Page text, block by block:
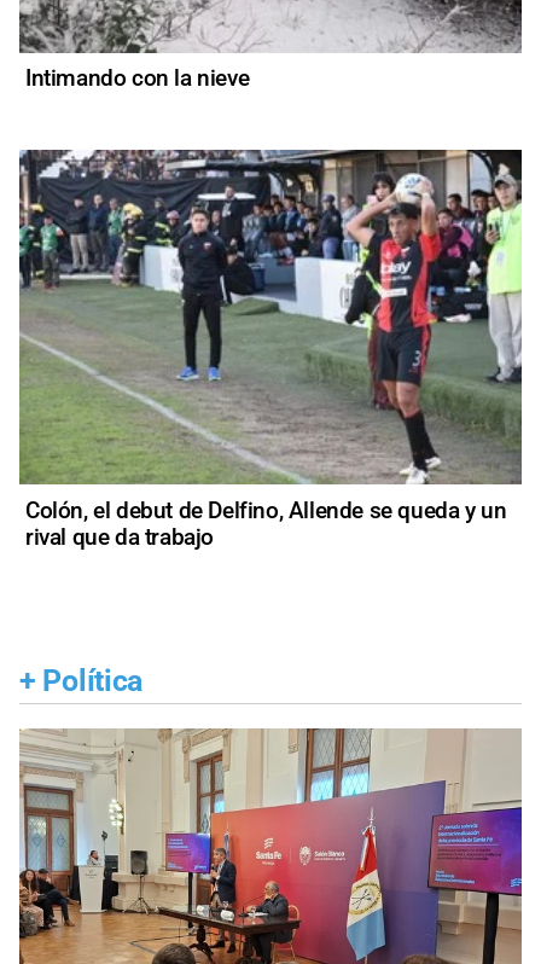
Intimando con la nieve
Colón, el debut de Delfino, Allende se queda y un
rival que da trabajo
+ Política